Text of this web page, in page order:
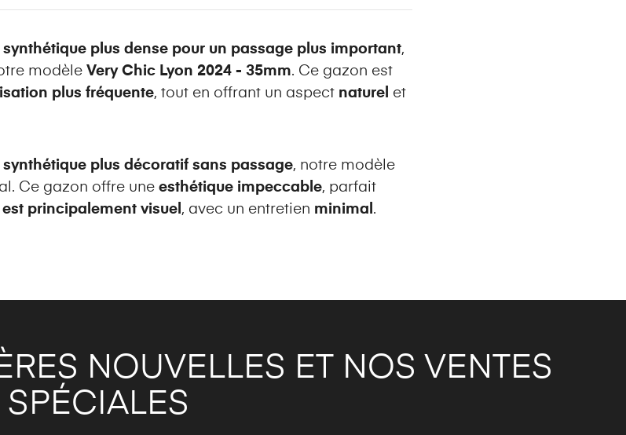
plus dense pour un passage plus important,
modèle Very Chic Lyon 2024 - 35mm. Ce gazon est
plus fréquente, tout en offrant un aspect naturel et
plus décoratif sans passage, notre modèle
Ce gazon offre une esthétique impeccable, parfait
principalement visuel , avec un entretien minimal .
NOUVELLES ET NOS VENTES
SPÉCIALES